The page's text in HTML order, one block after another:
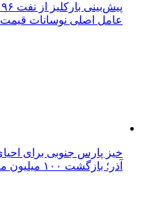
عامل اصلی نوسانات قیمت
آذر؛ بازگشت ۱۰۰ میلیون مترمکعب گاز به شبکه